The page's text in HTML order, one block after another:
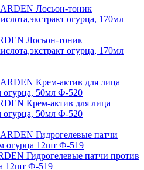
Лосьон-тоник
огурца, 170мл
Крем-актив для лица
огурца, 50мл Ф-520
Гидрогелевые патчи против
12шт Ф-519